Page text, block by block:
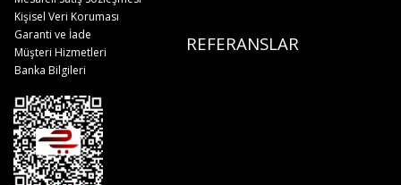
Kişisel Veri Koruması
REFERANSLAR
Garanti ve İade
Müşteri Hizmetleri
Banka Bilgileri